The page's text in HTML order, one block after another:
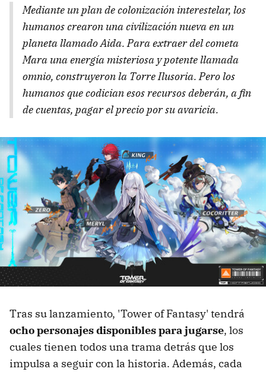
Mediante un plan de colonización interestelar, los
humanos crearon una civilización nueva en un
planeta llamado Aida. Para extraer del cometa
Mara una energía misteriosa y potente llamada
omnio, construyeron la Torre Ilusoria. Pero los
humanos que codician esos recursos deberán, a fin
de cuentas, pagar el precio por su avaricia.
Tras su lanzamiento, 'Tower of Fantasy' tendrá
ocho personajes disponibles para jugarse, los
cuales tienen todos una trama detrás que los
impulsa a seguir con la historia. Además, cada